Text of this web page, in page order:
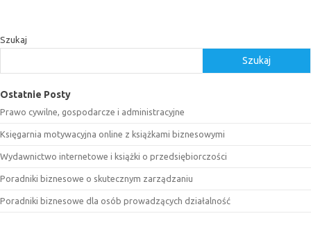
Szukaj
Szukaj
Ostatnie Posty
Prawo cywilne, gospodarcze i administracyjne
Księgarnia motywacyjna online z książkami biznesowymi
Wydawnictwo internetowe i książki o przedsiębiorczości
Poradniki biznesowe o skutecznym zarządzaniu
Poradniki biznesowe dla osób prowadzących działalność